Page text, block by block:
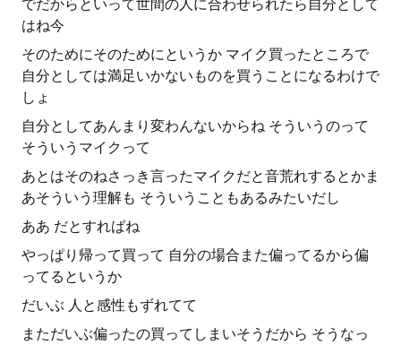
でだからといって世間の人に合わせられたら自分として
はね今
そのためにそのためにというか マイク買ったところで
自分としては満足いかないものを買うことになるわけで
しょ
自分としてあんまり変わんないからね そういうのって
そういうマイクって
あとはそのねさっき言ったマイクだと音荒れするとかま
あそういう理解も そういうこともあるみたいだし
ああ だとすればね
やっぱり帰って買って 自分の場合また偏ってるから偏
ってるというか
だいぶ 人と感性もずれてて
まただいぶ偏ったの買ってしまいそうだから そうなっ